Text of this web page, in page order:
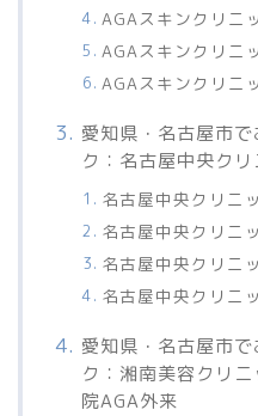
AGAスキンクリニ
AGAスキンクリニ
AGAスキンクリニ
愛知県・名古屋市
ク：名古屋中央クリ
名古屋中央クリニ
名古屋中央クリニ
名古屋中央クリニ
名古屋中央クリニ
愛知県・名古屋市
ク：湘南美容クリ
院AGA外来